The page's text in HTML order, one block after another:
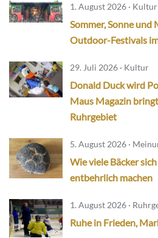
1. August 2026 · Kultur
Sommer, Sonne
Outdoor-Festivals
29. Juli 2026 · Kultur
Donald Duck wird
Maus Magazin
Ruhrgebiet
5. August 2026 ·
Wie viele Bäcker
entbehrlich machen
1. August 2026 ·
Ruhe in Frieden,